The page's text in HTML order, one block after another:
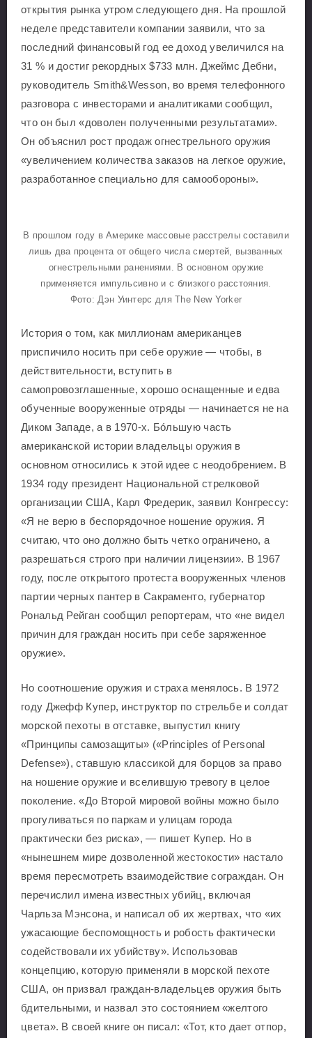
открытия рынка утром следующего дня. На прошлой
неделе представители компании заявили, что за
последний финансовый год ее доход увеличился на
31 % и достиг рекордных $733 млн. Джеймс Дебни,
руководитель Smith&Wesson, во время телефонного
разговора с инвесторами и аналитиками сообщил,
что он был «доволен полученными результатами».
Он объяснил рост продаж огнестрельного оружия
«увеличением количества заказов на легкое оружие,
разработанное специально для самообороны».
В прошлом году в Америке массовые расстрелы составили
лишь два процента от общего числа смертей, вызванных
огнестрельными ранениями. В основном оружие
применяется импульсивно и с близкого расстояния.
Фото: Дэн Уинтерс для The New Yorker
История о том, как миллионам американцев
приспичило носить при себе оружие — чтобы, в
действительности, вступить в
самопровозглашенные, хорошо оснащенные и едва
обученные вооруженные отряды — начинается не на
Диком Западе, а в 1970-х. Бóльшую часть
американской истории владельцы оружия в
основном относились к этой идее с неодобрением. В
1934 году президент Национальной стрелковой
организации США, Карл Фредерик, заявил Конгрессу:
«Я не верю в беспорядочное ношение оружия. Я
считаю, что оно должно быть четко ограничено, а
разрешаться строго при наличии лицензии». В 1967
году, после открытого протеста вооруженных членов
партии черных пантер в Сакраменто, губернатор
Рональд Рейган сообщил репортерам, что «не видел
причин для граждан носить при себе заряженное
оружие».
Но соотношение оружия и страха менялось. В 1972
году Джефф Купер, инструктор по стрельбе и солдат
морской пехоты в отставке, выпустил книгу
«Принципы самозащиты» («Principles of Personal
Defense»), ставшую классикой для борцов за право
на ношение оружие и вселившую тревогу в целое
поколение. «До Второй мировой войны можно было
прогуливаться по паркам и улицам города
практически без риска», — пишет Купер. Но в
«нынешнем мире дозволенной жестокости» настало
время пересмотреть взаимодействие сограждан. Он
перечислил имена известных убийц, включая
Чарльза Мэнсона, и написал об их жертвах, что «их
ужасающие беспомощность и робость фактически
содействовали их убийству». Использовав
концепцию, которую применяли в морской пехоте
США, он призвал граждан-владельцев оружия быть
бдительными, и назвал это состоянием «желтого
цвета». В своей книге он писал: «Тот, кто дает отпор,